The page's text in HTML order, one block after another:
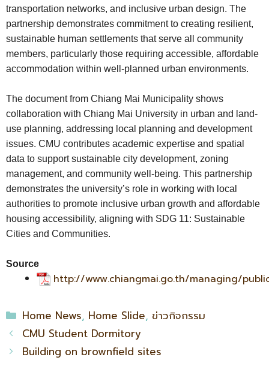
transportation networks, and inclusive urban design. The
partnership demonstrates commitment to creating resilient,
sustainable human settlements that serve all community
members, particularly those requiring accessible, affordable
accommodation within well-planned urban environments.
The document from Chiang Mai Municipality shows
collaboration with Chiang Mai University in urban and land-
use planning, addressing local planning and development
issues. CMU contributes academic expertise and spatial
data to support sustainable city development, zoning
management, and community well-being. This partnership
demonstrates the university’s role in working with local
authorities to promote inclusive urban growth and affordable
housing accessibility, aligning with SDG 11: Sustainable
Cities and Communities.
Source
http://www.chiangmai.go.th/managing/
Home News, Home Slide, ข่าวกิจกรรม
CMU Student Dormitory
Building on brownfield sites